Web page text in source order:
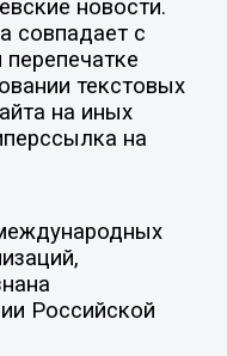
новости.
совпадает с
текстовых
на иных
на
Российской